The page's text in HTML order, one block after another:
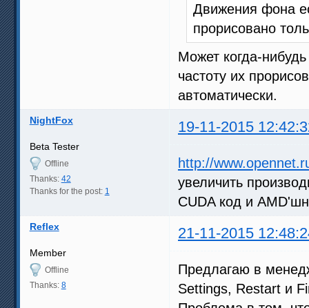
Движения фона
прорисовано
Может когда-
частоту их
автоматически.
NightFox 19-11-2015
Beta Tester
Offline
Thanks: 42
Thanks for the post: 1
http://
увеличить
CUDA код и
Reflex 21-11-2015
Member
Offline
Thanks: 8
Предлагаю в
Settings, Restart и